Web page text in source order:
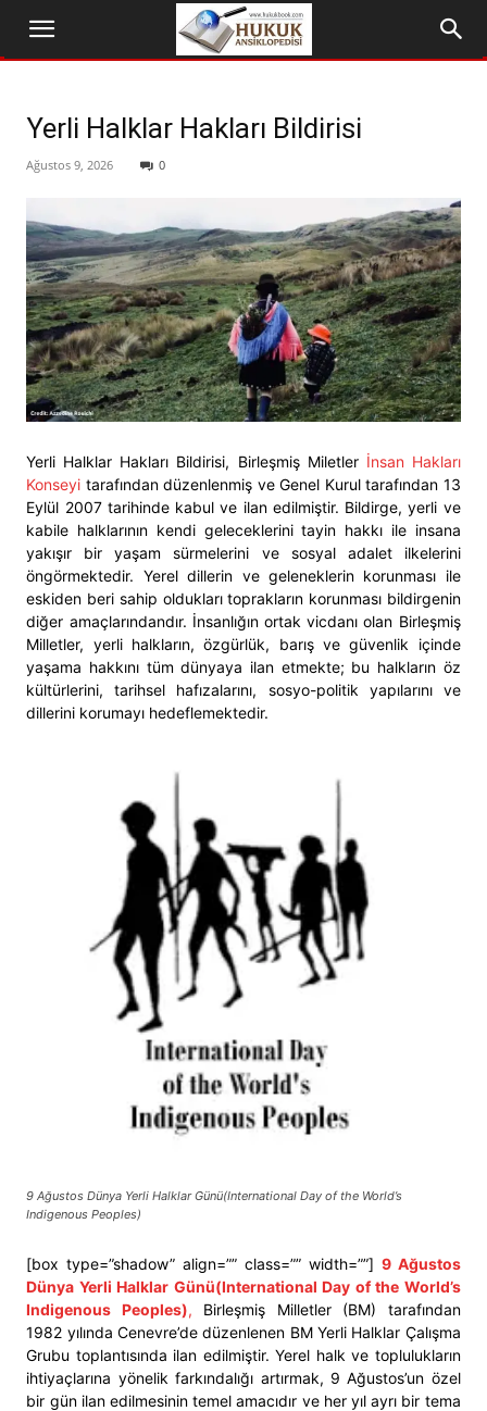
Yerli Halklar Hakları Bildirisi
Ağustos 9, 2026 0
Yerli Halklar Hakları Bildirisi, Birleşmiş Miletler İnsan Hakları
Konseyi tarafından düzenlenmiş ve Genel Kurul tarafından 13
Eylül 2007 tarihinde kabul ve ilan edilmiştir. Bildirge, yerli ve
kabile halklarının kendi geleceklerini tayin hakkı ile insana
yakışır bir yaşam sürmelerini ve sosyal adalet ilkelerini
öngörmektedir. Yerel dillerin ve geleneklerin korunması ile
eskiden beri sahip oldukları toprakların korunması bildirgenin
diğer amaçlarındandır. İnsanlığın ortak vicdanı olan Birleşmiş
Milletler, yerli halkların, özgürlük, barış ve güvenlik içinde
yaşama hakkını tüm dünyaya ilan etmekte; bu halkların öz
kültürlerini, tarihsel hafızalarını, sosyo-politik yapılarını ve
dillerini korumayı hedeflemektedir.
9 Ağustos Dünya Yerli Halklar Günü(International Day of the World’s
Indigenous Peoples)
[box type=”shadow” align=”” class=”” width=””] 9 Ağustos
Dünya Yerli Halklar Günü(International Day of the World’s
Indigenous Peoples), Birleşmiş Milletler (BM) tarafından
1982 yılında Cenevre’de düzenlenen BM Yerli Halklar Çalışma
Grubu toplantısında ilan edilmiştir. Yerel halk ve toplulukların
ihtiyaçlarına yönelik farkındalığı artırmak, 9 Ağustos’un özel
bir gün ilan edilmesinin temel amacıdır ve her yıl ayrı bir tema